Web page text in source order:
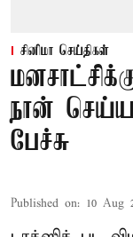
சினிமா செய்திகள்
நான்
பேச்சு
Published on: 10 Aug